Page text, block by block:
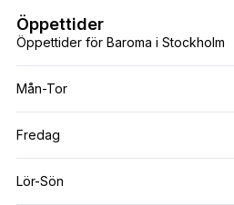
Öppettider för Baroma i Stockholm
Öppettider
Mån-Tor
Fredag
Lör-Sön